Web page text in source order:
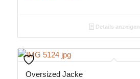
Details anzeigen
Oversized Jacke